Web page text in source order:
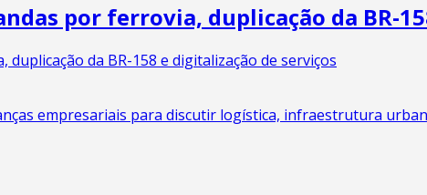
por ferrovia, duplicação da BR-
empresariais para discutir logística, infraestrutura